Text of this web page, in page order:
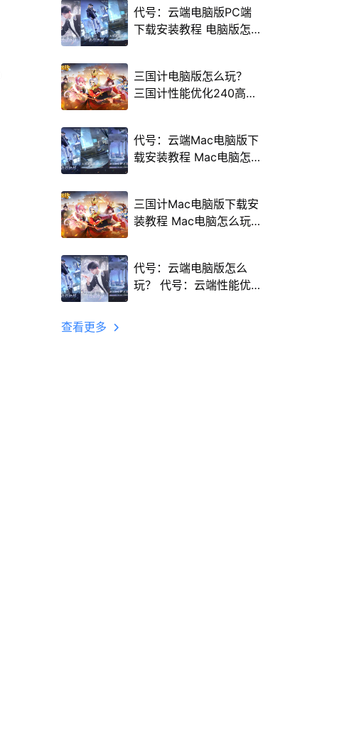
代号：云端电脑版PC端
下载安装教程 电脑版怎
三国计电脑版怎么玩？
三国计性能优化240高帧
代号：云端Mac电脑版下
载安装教程 Mac电脑怎
三国计Mac电脑版下载安
装教程 Mac电脑怎么玩
代号：云端电脑版怎么
玩？ 代号：云端性能优
查看更多